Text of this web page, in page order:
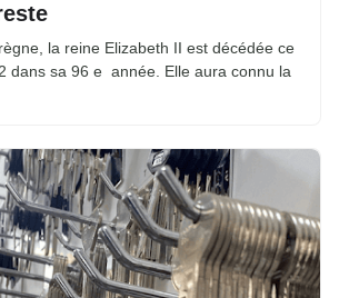
la reine Elizabeth II est décédée ce
dans sa 96 e année. Elle aura connu la